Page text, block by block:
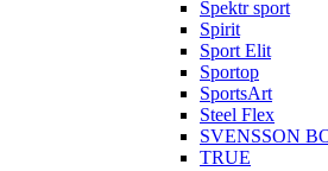
Spektr sport
Spirit
Sport Elit
Sportop
SportsArt
Steel Flex
SVENSSON
TRUE